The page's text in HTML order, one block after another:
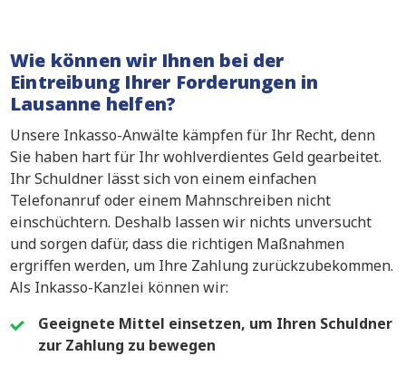
Wie können wir Ihnen bei der
Eintreibung Ihrer Forderungen in
Lausanne helfen?
Unsere Inkasso-Anwälte kämpfen für Ihr Recht, denn
Sie haben hart für Ihr wohlverdientes Geld gearbeitet.
Ihr Schuldner lässt sich von einem einfachen
Telefonanruf oder einem Mahnschreiben nicht
einschüchtern. Deshalb lassen wir nichts unversucht
und sorgen dafür, dass die richtigen Maßnahmen
ergriffen werden, um Ihre Zahlung zurückzubekommen.
Als Inkasso-Kanzlei können wir:
Geeignete Mittel einsetzen, um Ihren Schuldner
zur Zahlung zu bewegen